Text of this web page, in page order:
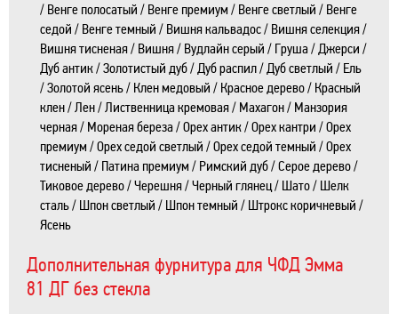
/ Венге полосатый / Венге премиум / Венге светлый / Венге
седой / Венге темный / Вишня кальвадос / Вишня селекция /
Вишня тисненая / Вишня / Вудлайн серый / Груша / Джерси /
Дуб антик / Золотистый дуб / Дуб распил / Дуб светлый / Ель
/ Золотой ясень / Клен медовый / Красное дерево / Красный
клен / Лен / Лиственница кремовая / Махагон / Манзория
черная / Мореная береза / Орех антик / Орех кантри / Орех
премиум / Орех седой светлый / Орех седой темный / Орех
тисненый / Патина премиум / Римский дуб / Серое дерево /
Тиковое дерево / Черешня / Черный глянец / Шато / Шелк
сталь / Шпон светлый / Шпон темный / Штрокс коричневый /
Ясень
Дополнительная фурнитура для ЧФД Эмма
81 ДГ без стекла